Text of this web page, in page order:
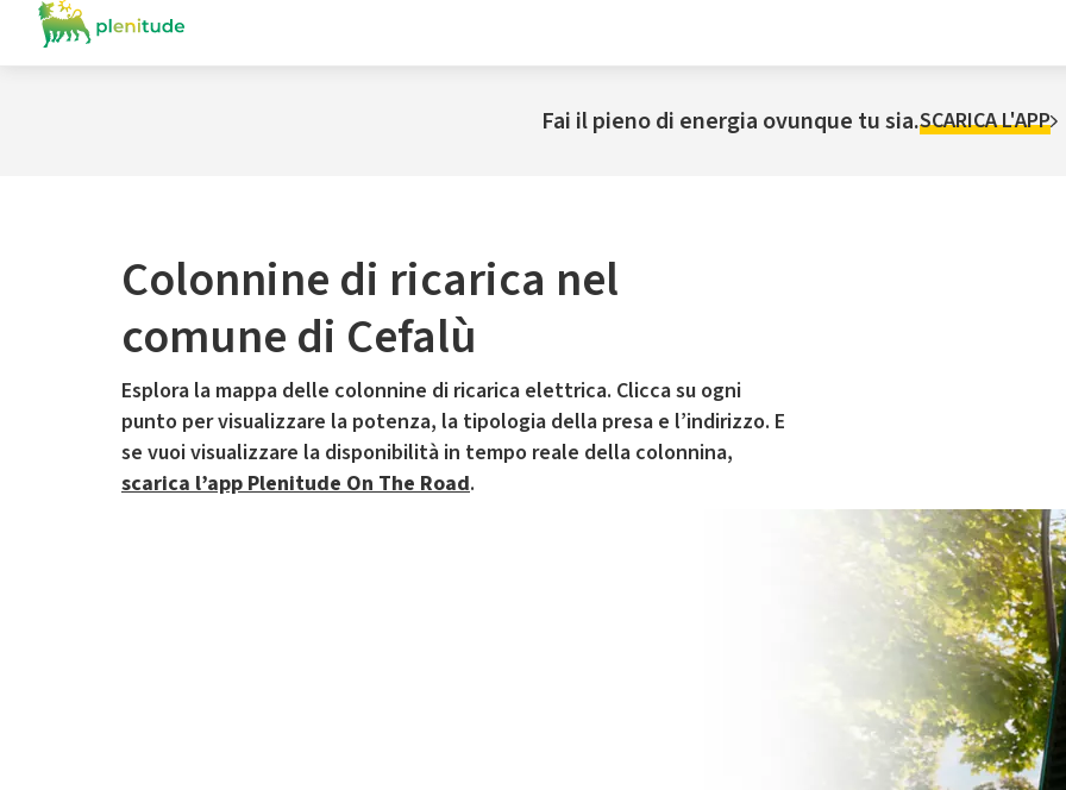
Fai il pieno di energia ovunque tu sia.SCARICA L'APP
Colonnine di ricarica nel
comune di Cefalù
Esplora la mappa delle colonnine di ricarica elettrica. Clicca su ogni
punto per visualizzare la potenza, la tipologia della presa e l’indirizzo. E
se vuoi visualizzare la disponibilità in tempo reale della colonnina,
scarica l’app Plenitude On The Road.
Il servizio di mobilità elettrica è gestito da Plenitude On The Road